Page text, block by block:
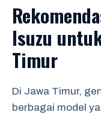
Isuzu
Timur
Di Jawa Timur,
berbagai model